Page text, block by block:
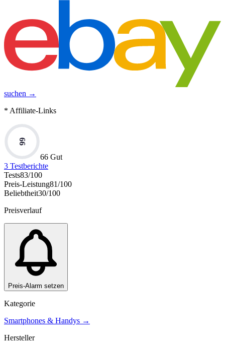
suchen →
* Affiliate-Links
66
66 Gut
3 Testberichte
Tests83/100
Preis-Leistung81/100
Beliebtheit30/100
Preisverlauf
Preis-Alarm setzen
Kategorie
Smartphones & Handys →
Hersteller